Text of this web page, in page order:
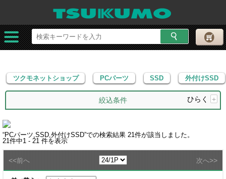
ツクモネットショップ PCパーツ 外付けSSD
ツクモネットショップ PCパーツ SSD 外付けSSD
絞込条件 ひらく +
“PCパーツ,SSD,外付けSSD”での検索結果 21件が該当しました。
21件中1 - 21 件を表示
<<前へ 次へ>>